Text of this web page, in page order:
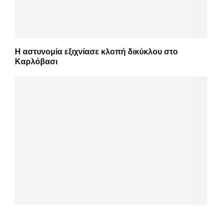
Η αστυνομία εξιχνίασε κλοπή δικύκλου στο
Καρλόβασι